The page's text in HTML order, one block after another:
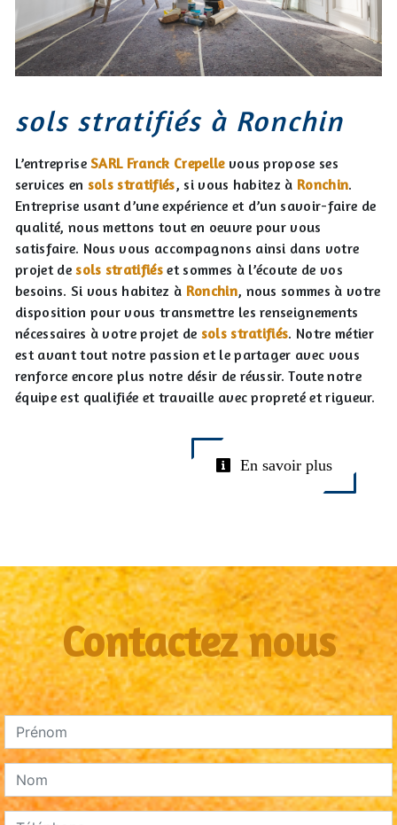
sols stratifiés à Ronchin
L’entrepriseSARL Franck Crepellevous propose ses
services en sols stratifiés, si vous habitez à Ronchin.
Entreprise usant d’une expérience et d’un savoir-faire de
qualité, nous mettons tout en oeuvre pour vous
satisfaire. Nous vous accompagnons ainsi dans votre
projet desols stratifiés et sommes à l’écoute de vos
besoins. Si vous habitez à Ronchin, nous sommes à votre
disposition pour vous transmettre les renseignements
nécessaires à votre projet de sols stratifiés. Notre métier
est avant tout notre passion et le partager avec vous
renforce encore plus notre désir de réussir. Toute notre
équipe est qualifiée et travaille avec propreté et rigueur.
En savoir plus
Contactez nous